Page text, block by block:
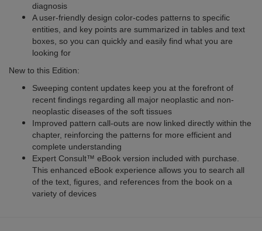
diagnosis
A user-friendly design color-codes patterns to specific
entities, and key points are summarized in tables and text
boxes, so you can quickly and easily find what you are
looking for
New to this Edition:
Sweeping content updates keep you at the forefront of
recent findings regarding all major neoplastic and non-
neoplastic diseases of the soft tissues
Improved pattern call-outs are now linked directly within the
chapter, reinforcing the patterns for more efficient and
complete understanding
Expert Consult™ eBook version included with purchase.
This enhanced eBook experience allows you to search all
of the text, figures, and references from the book on a
variety of devices